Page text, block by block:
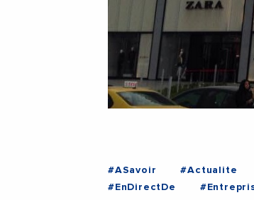
#ASavoir #Actualite
#EnDirectDe